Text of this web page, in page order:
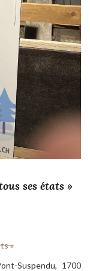
ses états »
»
Suspendu, 1700